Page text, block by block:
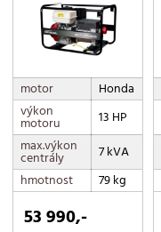
motor
Honda
výkon
motoru
13 HP
max.výkon
centrály
7 kVA
hmotnost
79 kg
53 990,-